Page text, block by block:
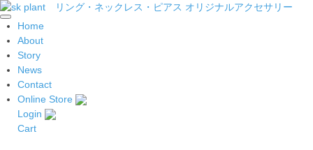
Home
About
Story
News
Contact
Online Store
Login
Cart